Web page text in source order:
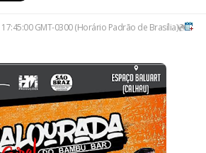
GMT-0300 (Horário Padrão de Brasília)